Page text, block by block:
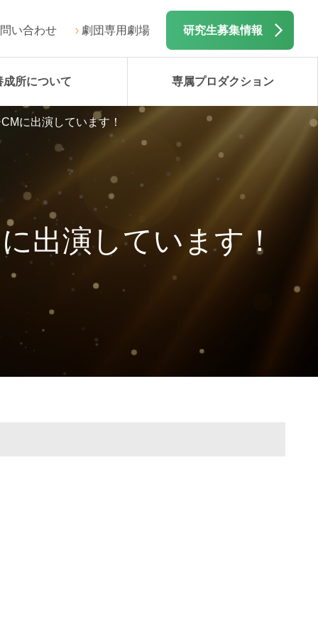
い合わせ 劇団専用劇場 研究生募集情報
成所について 専属プロダクション
出演しています！
に出演しています！